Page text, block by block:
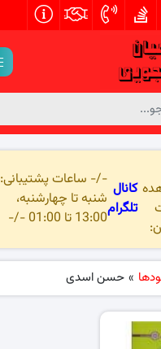
کانال
تلگرام
-/- ساعات پشتیبانی:
شنبه تا چهارشنبه،
13:00 تا 01:00 -/-
» حسن اسدی